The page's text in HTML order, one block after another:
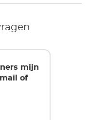
mijn
of